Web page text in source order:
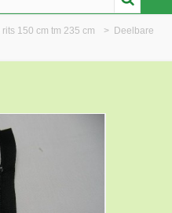
150 cm tm 235 cm > Deelbare